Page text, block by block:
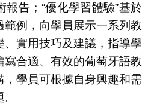
告；“優化學習體驗”基於
例，向學員展示一系列教
實用技巧及建議，指導學
寫合適、有效的葡萄牙語教
學員可根據自身興趣和需